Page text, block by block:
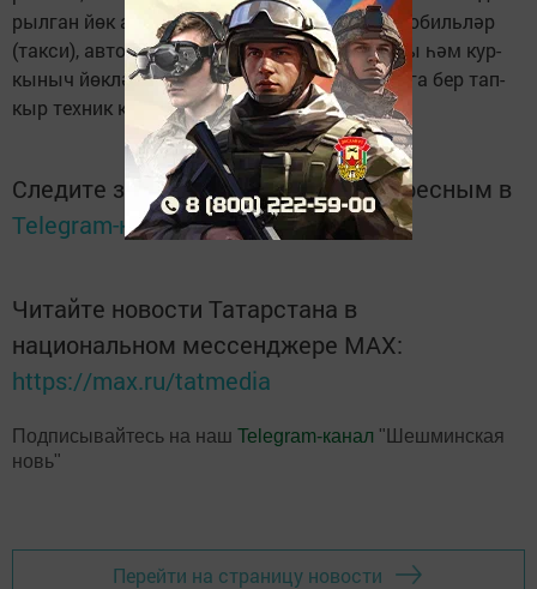
рыл­ган йөк ав­то­ма­ши­на­ла­ры, җи­ңел ав­то­мо­биль­ләр
(так­си), ав­то­бус ке­бек пас­са­жир транс­пор­ты һәм кур­
кы­ныч йөк­ләр та­шу­чы ав­то­мо­би­льләр 6 ай­га бер тап­
кыр тех­ник ка­рау үтәр­гә ти­еш­ләр.
Следите за самым важным и интересным в
Telegram-каналеТатмедиа
Читайте новости Татарстана в
национальном мессенджере MАХ:
https://max.ru/tatmedia
Подписывайтесь на наш Telegram-канал "Шешминская
новь"
Перейти на страницу новости